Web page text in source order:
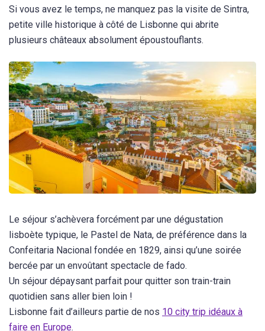
Si vous avez le temps, ne manquez pas la visite de Sintra,
petite ville historique à côté de Lisbonne qui abrite
plusieurs châteaux absolument époustouflants.
Le séjour s’achèvera forcément par une dégustation
lisboète typique, le Pastel de Nata, de préférence dans la
Confeitaria Nacional fondée en 1829, ainsi qu’une soirée
bercée par un envoûtant spectacle de fado.
Un séjour dépaysant parfait pour quitter son train-train
quotidien sans aller bien loin !
Lisbonne fait d’ailleurs partie de nos 10 city trip idéaux à
faire en Europe.